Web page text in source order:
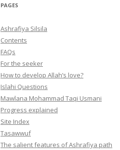
PAGES
Ashrafiya Silsila
Contents
FAQs
For the seeker
How to develop Allah’s love?
Islahi Questions
Mawlana Mohammad Taqi Usmani
Progress explained
Site Index
Tasawwuf
The salient features of Ashrafiya path